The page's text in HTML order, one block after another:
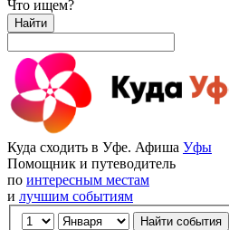
Что ищем?
Найти
Куда сходить в Уфе. Афиша Уфы
Помощник и путеводитель
по интересным местам
и лучшим событиям